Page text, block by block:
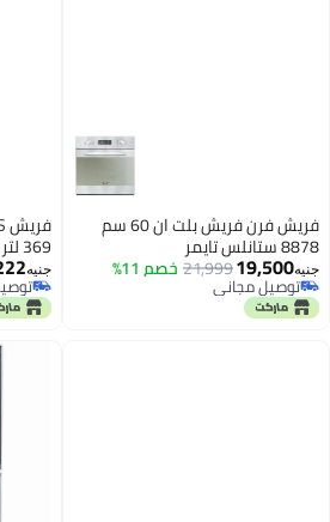
فريش فرن فريش بلت ان 60 سم
8878 ستانلس تايمر
جنيه19,500
21,999خصم 11%
توصيل مجاني
توصيل مجاني
369 لتر ميكانيكال فضي
جنيه